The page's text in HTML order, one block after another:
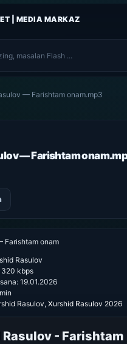
| MEDIA MARKAZ
— Farishtam onam.mp3
— Farishtam
Farishtam onam
Rasulov
320 kbps
19.01.2026
Rasulov, Xurshid Rasulov 2026
- Farishtam